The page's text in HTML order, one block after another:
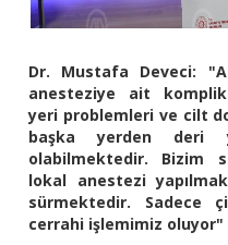
Dr. Mustafa Deveci:
anesteziye ait
yeri problemleri ve cilt
başka yerden deri
olabilmektedir. Bizim
lokal anestezi
sürmektedir. Sadece
cerrahi işlemimiz oluyor"